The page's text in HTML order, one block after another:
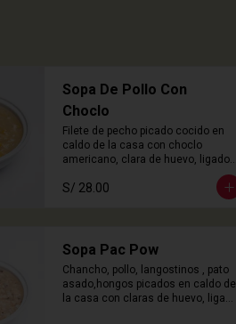
Sopa De Pollo Con
Choclo
Filete de pecho picado cocido en
caldo de la casa con choclo
americano, clara de huevo, ligado
S/ 28.00
Sopa Pac Pow
Chancho, pollo, langostinos , pato
asado,hongos picados en caldo de
la casa con claras de huevo, ligado